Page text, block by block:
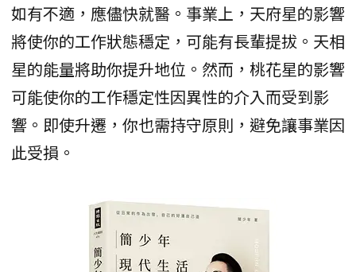
如有不適，應儘快就醫。事業上，天府星的影響
將使你的工作狀態穩定，可能有長輩提拔。天相
星的能量將助你提升地位。然而，桃花星的影響
可能使你的工作穩定性因異性的介入而受到影
響。即使升遷，你也需持守原則，避免讓事業因
此受損。